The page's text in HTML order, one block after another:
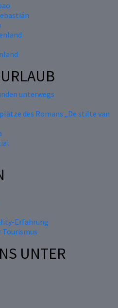
unterwegs
des Romans „De stilte van
Erfahrung
UNTER